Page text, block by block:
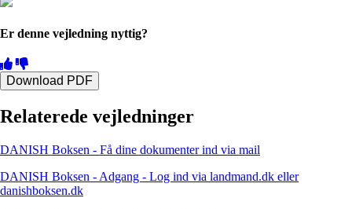
Er denne vejledning nyttig?
Download PDF
Relaterede vejledninger
DANISH Boksen - Få dine dokumenter ind via mail
DANISH Boksen - Adgang - Log ind via landmand.dk eller
danishboksen.dk